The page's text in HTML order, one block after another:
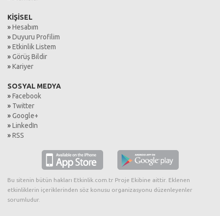
KİŞİSEL
»Hesabım
»Duyuru Profilim
»Etkinlik Listem
»Görüş Bildir
»Kariyer
SOSYAL MEDYA
»Facebook
» Twitter
»Google+
»LinkedIn
»RSS
Bu sitenin bütün hakları Etkinlik.com.tr Proje Ekibine aittir. Eklenen
etkinliklerin içeriklerinden söz konusu organizasyonu düzenleyenler
sorumludur.